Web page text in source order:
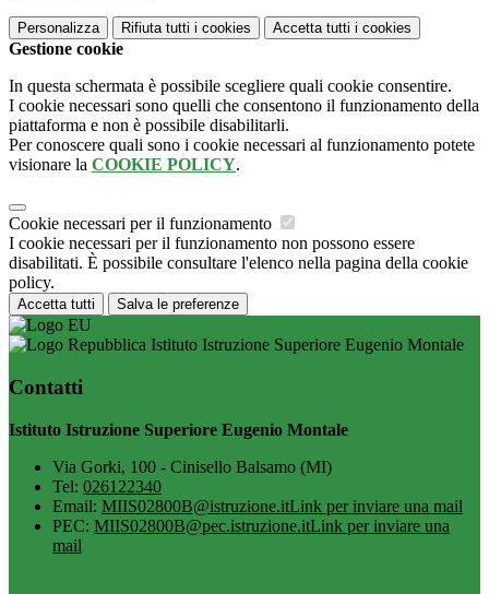
Personalizza Rifiuta tutti i cookies Accetta tutti i cookies
Gestione cookie
In questa schermata è possibile scegliere quali cookie consentire.
I cookie necessari sono quelli che consentono il funzionamento della
piattaforma e non è possibile disabilitarli.
Per conoscere quali sono i cookie necessari al funzionamento potete
visionare la COOKIE POLICY.
Cookie necessari per il funzionamento
I cookie necessari per il funzionamento non possono essere
disabilitati. È possibile consultare l'elenco nella pagina della cookie
policy.
Accetta tutti Salva le preferenze
Istituto Istruzione Superiore Eugenio Montale
Contatti
Istituto Istruzione Superiore Eugenio Montale
Via Gorki, 100 - Cinisello Balsamo (MI)
Tel: 026122340
Email: MIIS02800B@istruzione.itLink per inviare una mail
PEC: MIIS02800B@pec.istruzione.itLink per inviare una
mail